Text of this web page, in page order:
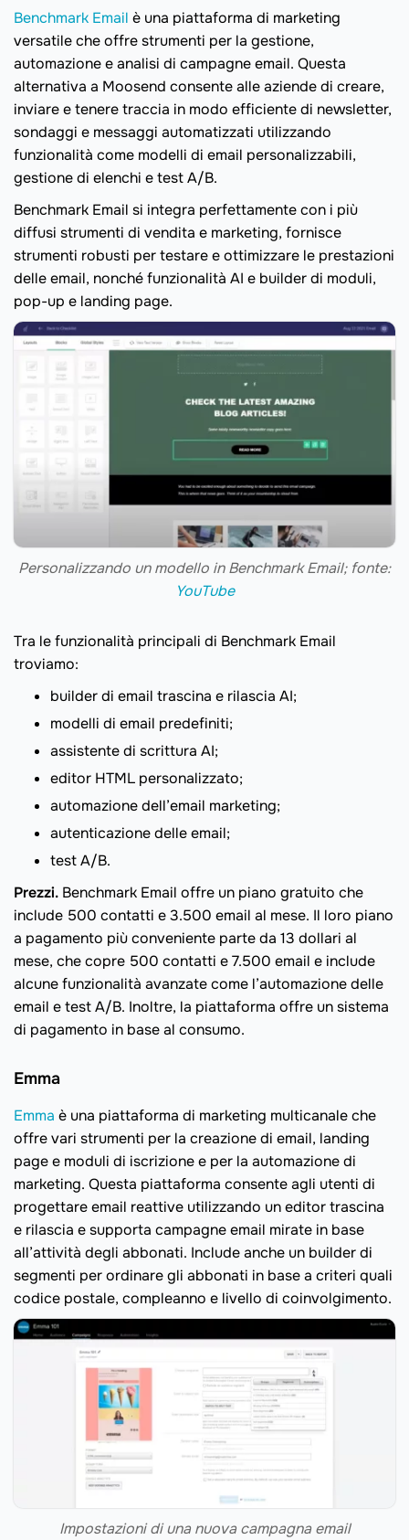
Benchmark Email è una piattaforma di marketing
versatile che offre strumenti per la gestione,
automazione e analisi di campagne email. Questa
alternativa a Moosend consente alle aziende di creare,
inviare e tenere traccia in modo efficiente di newsletter,
sondaggi e messaggi automatizzati utilizzando
funzionalità come modelli di email personalizzabili,
gestione di elenchi e test A/B.
Benchmark Email si integra perfettamente con i più
diffusi strumenti di vendita e marketing, fornisce
strumenti robusti per testare e ottimizzare le prestazioni
delle email, nonché funzionalità AI e builder di moduli,
pop-up e landing page.
Personalizzando un modello in Benchmark Email; fonte:
YouTube
Tra le funzionalità principali di Benchmark Email
troviamo:
builder di email trascina e rilascia AI;
modelli di email predefiniti;
assistente di scrittura AI;
editor HTML personalizzato;
automazione dell’email marketing;
autenticazione delle email;
test A/B.
Prezzi. Benchmark Email offre un piano gratuito che
include 500 contatti e 3.500 email al mese. Il loro piano
a pagamento più conveniente parte da 13 dollari al
mese, che copre 500 contatti e 7.500 email e include
alcune funzionalità avanzate come l’automazione delle
email e test A/B. Inoltre, la piattaforma offre un sistema
di pagamento in base al consumo.
Emma
Emma è una piattaforma di marketing multicanale che
offre vari strumenti per la creazione di email, landing
page e moduli di iscrizione e per la automazione di
marketing. Questa piattaforma consente agli utenti di
progettare email reattive utilizzando un editor trascina
e rilascia e supporta campagne email mirate in base
all’attività degli abbonati. Include anche un builder di
segmenti per ordinare gli abbonati in base a criteri quali
codice postale, compleanno e livello di coinvolgimento.
Impostazioni di una nuova campagna email